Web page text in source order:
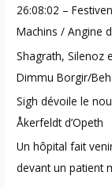
r
:
26:08:02 –
Machins / Angine
Shagrath, Silenoz
Dimmu Borgir/
Sigh dévoile le
Åkerfeldt d’Opeth
Un hôpital fait
devant un patient